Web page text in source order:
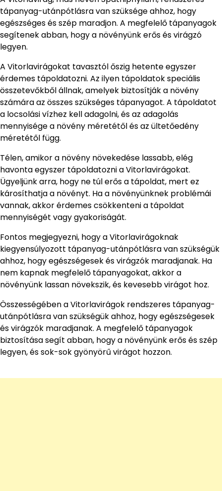
tápanyag-utánpótlásra van szüksége ahhoz, hogy
egészséges és szép maradjon. A megfelelő tápanyagok
segítenek abban, hogy a növényünk erős és virágzó
legyen.
A Vitorlavirágokat tavasztól őszig hetente egyszer
érdemes tápoldatozni. Az ilyen tápoldatok speciális
összetevőkből állnak, amelyek biztosítják a növény
számára az összes szükséges tápanyagot. A tápoldatot
a locsolási vízhez kell adagolni, és az adagolás
mennyisége a növény méretétől és az ültetőedény
méretétől függ.
Télen, amikor a növény növekedése lassabb, elég
havonta egyszer tápoldatozni a Vitorlavirágokat.
Ügyeljünk arra, hogy ne túl erős a tápoldat, mert ez
károsíthatja a növényt. Ha a növényünknek problémái
vannak, akkor érdemes csökkenteni a tápoldat
mennyiségét vagy gyakoriságát.
Fontos megjegyezni, hogy a Vitorlavirágoknak
kiegyensúlyozott tápanyag-utánpótlásra van szükségük
ahhoz, hogy egészségesek és virágzók maradjanak. Ha
nem kapnak megfelelő tápanyagokat, akkor a
növényünk lassan növekszik, és kevesebb virágot hoz.
Összességében a Vitorlavirágok rendszeres tápanyag-
utánpótlásra van szükségük ahhoz, hogy egészségesek
és virágzók maradjanak. A megfelelő tápanyagok
biztosítása segít abban, hogy a növényünk erős és szép
legyen, és sok-sok gyönyörű virágot hozzon.